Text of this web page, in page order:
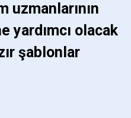
yardımcı olacak
şablonlar